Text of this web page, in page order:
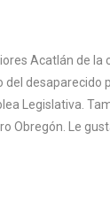
Acatlán de la
desaparecido
Legislativa.
Obregón. Le